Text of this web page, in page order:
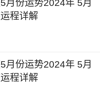
、订婚、求婚相关的
客户相关的项目当
行，冥王星逆行
来极大的影响。对于
月份运势2024年 5月
程详解
月份运势2024年 5月
程详解